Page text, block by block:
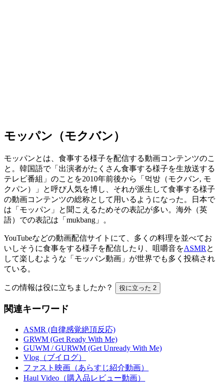
モッパン（モクバン）
モッパンとは、食事する様子を配信する動画コンテンツのこ
と。韓国語で「出演者がたくさん食事する様子を生放送する
テレビ番組」のことを2010年前後から「먹방（モクバン, モ
クパン）」と呼び人気を博し、それが派生して食事する様子
の動画コンテンツの総称として用いるようになった。日本で
は「モッパン」と聞こえるためその表記が多い。海外（英
語）での表記は「mukbang」。
YouTubeなどの動画配信サイトにて、多くの料理を並べてお
いしそうに食事をする様子を配信したり、咀嚼音をASMR と
して楽しむような「モッパン動画」が世界でも多く投稿され
ている。
この情報は役に立ちましたか？ 役に立った 2
関連キーワード
ASMR (自律感覚絶頂反応)
GRWM (Get Ready With Me)
GUWM / GURWM (Get Unready With Me)
Vlog（ブイログ）
ファスト映画（あらすじ紹介動画）
Haul Video（購入品レビュー動画）